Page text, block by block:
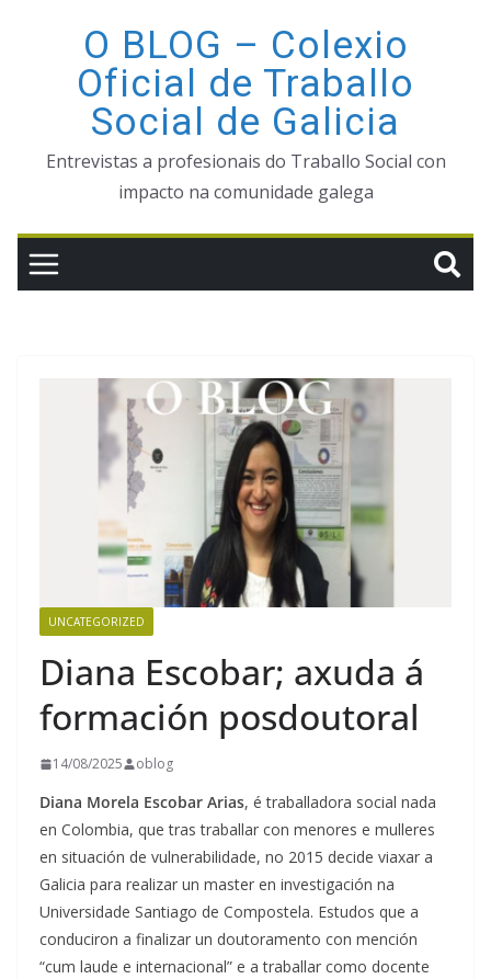
O BLOG – Colexio
Oficial de Traballo
Social de Galicia
Entrevistas a profesionais do Traballo Social con
impacto na comunidade galega
UNCATEGORIZED
Diana Escobar; axuda á
formación posdoutoral
14/08/2025 oblog
Diana Morela Escobar Arias, é traballadora social nada
en Colombia, que tras traballar con menores e mulleres
en situación de vulnerabilidade, no 2015 decide viaxar a
Galicia para realizar un master en investigación na
Universidade Santiago de Compostela. Estudos que a
conduciron a finalizar un doutoramento con mención
“cum laude e internacional” e a traballar como docente